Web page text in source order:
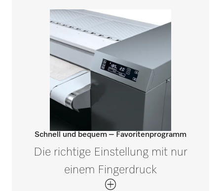
Schnell und bequem – Favoritenprogramm
Die richtige Einstellung mit nur
einem Fingerdruck